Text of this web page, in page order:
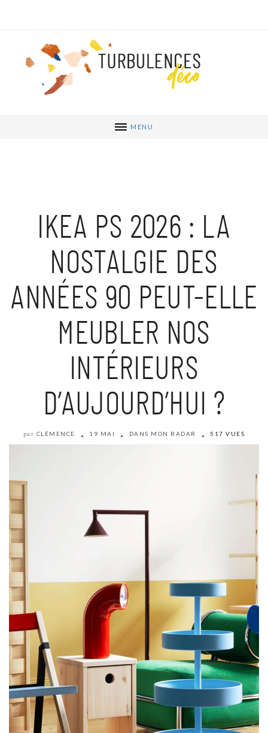
MENU
IKEA PS 2026 : LA
NOSTALGIE DES
ANNÉES 90 PEUT-ELLE
MEUBLER NOS
INTÉRIEURS
D’AUJOURD’HUI ?
par CLÉMENCE 19 MAI DANS MON RADAR 517 VUES